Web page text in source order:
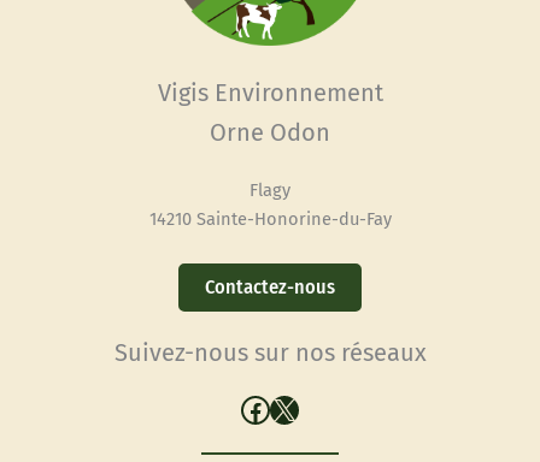
Vigis Environnement
Orne Odon
Flagy
14210 Sainte-Honorine-du-Fay
Contactez-nous
Suivez-nous sur nos réseaux
Facebook
X